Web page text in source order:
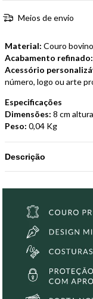
Meios de envio
Material: Couro
Acabamento refinado:
Acessório
número, logo ou arte
Especificações
Dimensões: 8 cm
Peso: 0,04 Kg
Descrição